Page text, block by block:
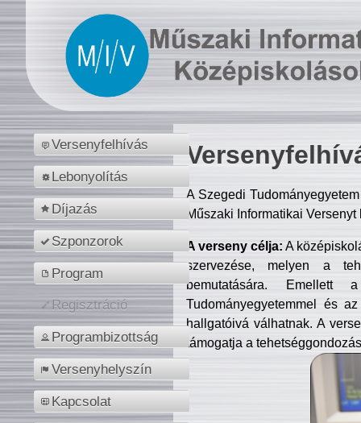
Versenyfelhívás
Lebonyolítás
Díjazás
Szponzorok
Program
Regisztráció
Programbizottság
Versenyhelyszín
Kapcsolat
A Szegedi
Műszaki Informatikai
A verseny célja: A
szervezése, melyen a
bemutatására. Emellett
Tudományegyetemmel és
hallgatóivá válhatnak. A
támogatja a